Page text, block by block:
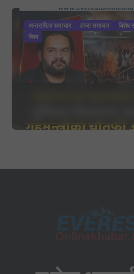
अन्तराष्टिय समाचार ताजा समाचार बिशेष
विश्व